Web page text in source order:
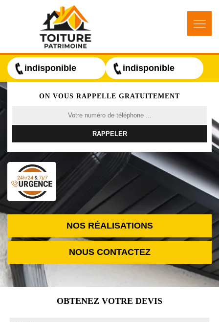
indisponible indisponible
ON VOUS RAPPELLE GRATUITEMENT
NOS RÉALISATIONS
NOUS CONTACTEZ
OBTENEZ VOTRE DEVIS